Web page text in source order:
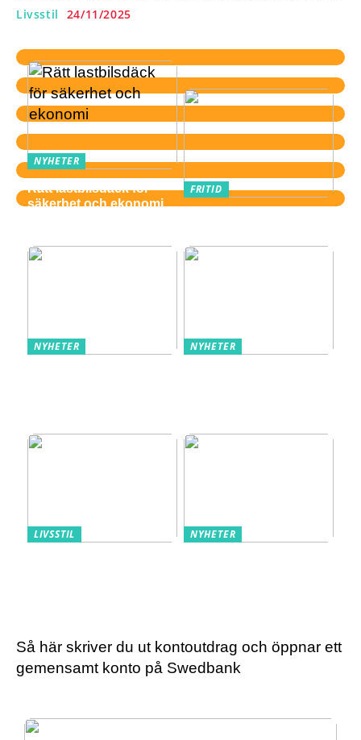
Livsstil 24/11/2025
NYHETER
Rätt lastbilsdäck för
säkerhet och ekonomi
FRITID
NYHETER NYHETER
LIVSSTIL NYHETER
Så här skriver du ut kontoutdrag och öppnar ett
gemensamt konto på Swedbank